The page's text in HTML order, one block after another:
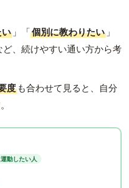
」「個別に教わりたい 」
ど、続けやすい通い方から考
度 も合わせて見ると、自分
動したい人